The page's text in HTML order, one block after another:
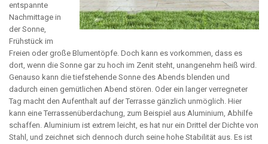
entspannte
Nachmittage in
der Sonne,
Frühstück im
Freien oder große Blumentöpfe. Doch kann es vorkommen, dass es
dort, wenn die Sonne gar zu hoch im Zenit steht, unangenehm heiß wird.
Genauso kann die tiefstehende Sonne des Abends blenden und
dadurch einen gemütlichen Abend stören. Oder ein langer verregneter
Tag macht den Aufenthalt auf der Terrasse gänzlich unmöglich. Hier
kann eine Terrassenüberdachung, zum Beispiel aus Aluminium, Abhilfe
schaffen. Aluminium ist extrem leicht, es hat nur ein Drittel der Dichte von
Stahl, und zeichnet sich dennoch durch seine hohe Stabilität aus. Es ist